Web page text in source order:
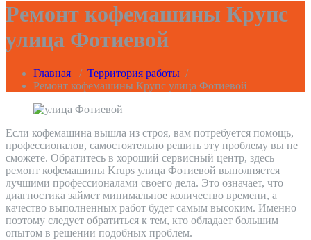
Ремонт кофемашины Крупс
улица Фотиевой
Главная / Территория работы /
Ремонт кофемашины Крупс улица Фотиевой
Если кофемашина вышла из строя, вам потребуется помощь,
профессионалов, самостоятельно решить эту проблему вы не
сможете. Обратитесь в хороший сервисный центр, здесь
ремонт кофемашины Krups улица Фотиевой выполняется
лучшими профессионалами своего дела. Это означает, что
диагностика займет минимальное количество времени, а
качество выполненных работ будет самым высоким. Именно
поэтому следует обратиться к тем, кто обладает большим
опытом в решении подобных проблем.